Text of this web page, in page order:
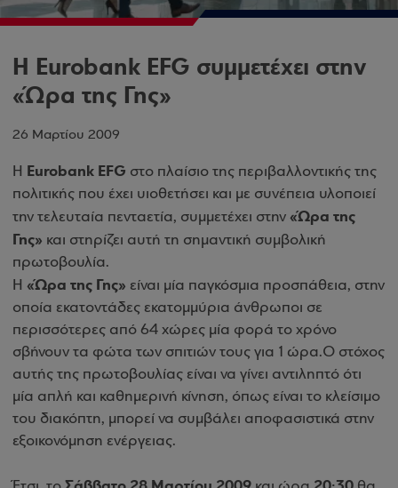
Η Eurobank EFG συμμετέχει στην
«Ώρα της Γης»
26 Μαρτίου 2009
Η Eurobank EFG στο πλαίσιο της περιβαλλοντικής της
πολιτικής που έχει υιοθετήσει και με συνέπεια υλοποιεί
την τελευταία πενταετία, συμμετέχει στην «Ώρα της
Γης» και στηρίζει αυτή τη σημαντική συμβολική
πρωτοβουλία.
Η «Ώρα της Γης» είναι μία παγκόσμια προσπάθεια, στην
οποία εκατοντάδες εκατομμύρια άνθρωποι σε
περισσότερες από 64 χώρες μία φορά το χρόνο
σβήνουν τα φώτα των σπιτιών τους για 1 ώρα.Ο στόχος
αυτής της πρωτοβουλίας είναι να γίνει αντιληπτό ότι
μία απλή και καθημερινή κίνηση, όπως είναι το κλείσιμο
του διακόπτη, μπορεί να συμβάλει αποφασιστικά στην
εξοικονόμηση ενέργειας.